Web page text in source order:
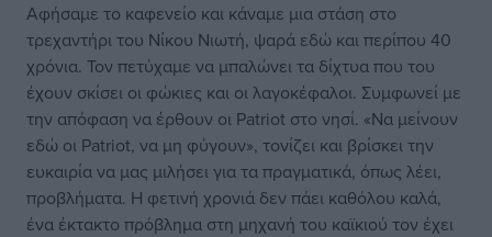
Αφήσαμε το καφενείο και κάναμε μια στάση στο
τρεχαντήρι του Νίκου Νιωτή, ψαρά εδώ και περίπου 40
χρόνια. Τον πετύχαμε να μπαλώνει τα δίχτυα που του
έχουν σκίσει οι φώκιες και οι λαγοκέφαλοι. Συμφωνεί με
την απόφαση να έρθουν οι Patriot στο νησί. «Να μείνουν
εδώ oι Patriot, να μη φύγουν», τονίζει και βρίσκει την
ευκαιρία να μας μιλήσει για τα πραγματικά, όπως λέει,
προβλήματα. Η φετινή χρονιά δεν πάει καθόλου καλά,
ένα έκτακτο πρόβλημα στη μηχανή του καϊκιού τον έχει